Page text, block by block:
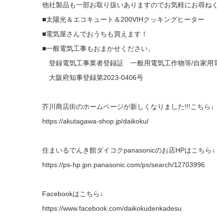
他社製品も一部お取り扱いありますのでお気軽にお尋ねく
■太陽光＆エコキュート＆200VIHクッキングヒーター
■電気屋さんでおうちも買えます！
■一般電気工事もおまかせください。
登録電気工事業者登録証 一般用電気工作物等/自家用
大阪府知事登録第2023-0406号
芥川商店街のホームページが新しくなりました!!!こちら↓
https://akutagawa-shop.jp/daikoku/
住まいるでんき館ダイコクpanasonicのお店HPはこちら
https://ps-hp.jpn.panasonic.com/ps/search/12703996
Facebookはこちら↓
https://www.facebook.com/daikokudenkadesu